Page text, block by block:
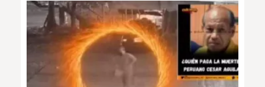
INSÓLITAS
IMPRESO